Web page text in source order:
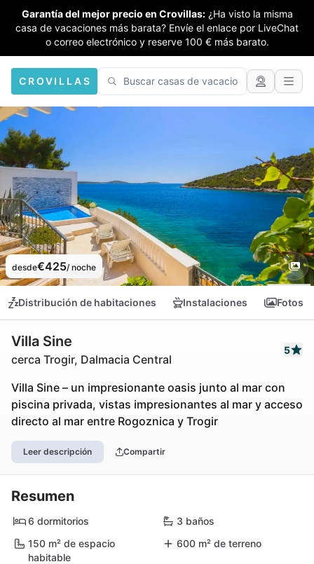
Garantía del mejor precio en Crovillas: ¿Ha visto la misma
casa de vacaciones más barata? Envíe el enlace por LiveChat
o correo electrónico y reserve 100 € más barato.
CROVILLAS
desde€425/ noche
Distribución de habitaciones Instalaciones Fotos
Villa Sine
cerca Trogir, Dalmacia Central
5
Villa Sine – un impresionante oasis junto al mar con
piscina privada, vistas impresionantes al mar y acceso
directo al mar entre Rogoznica y Trogir
Leer descripción Compartir
Resumen
6 dormitorios
3 baños
150 m² de espacio
habitable
600 m² de terreno